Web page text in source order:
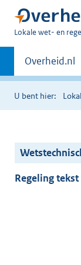
U
hier:
Lokale wet- en
Primaire
navigatie
Andere
sites
binnen
Overheid.nl
U bent hier:
Regeling tekst